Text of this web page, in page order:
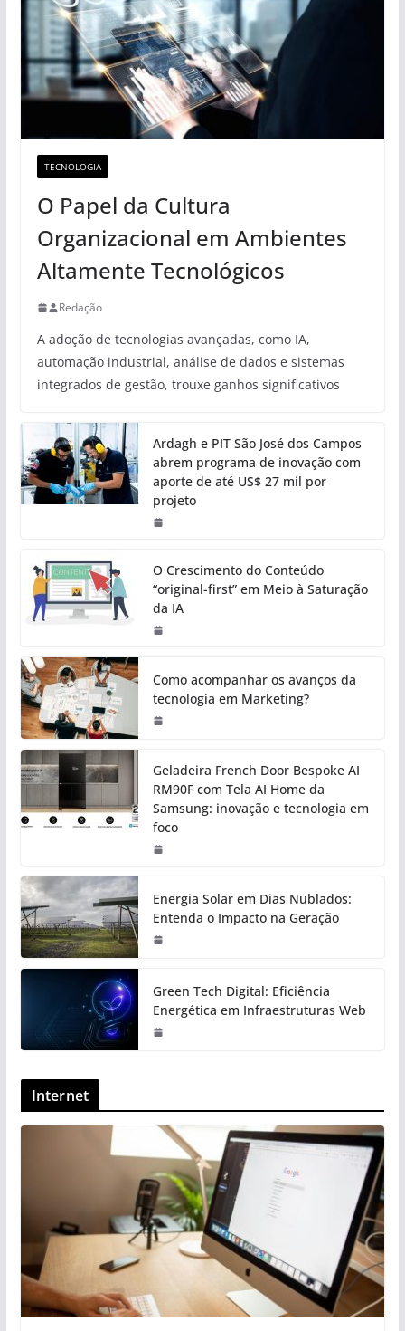
TECNOLOGIA
O Papel da Cultura
Organizacional em Ambientes
Altamente Tecnológicos
Redação
A adoção de tecnologias avançadas, como IA,
automação industrial, análise de dados e sistemas
integrados de gestão, trouxe ganhos significativos
Ardagh e PIT São José dos Campos
abrem programa de inovação com
aporte de até US$ 27 mil por
projeto
O Crescimento do Conteúdo
“original-first” em Meio à Saturação
da IA
Como acompanhar os avanços da
tecnologia em Marketing?
Geladeira French Door Bespoke AI
RM90F com Tela AI Home da
Samsung: inovação e tecnologia em
foco
Energia Solar em Dias Nublados:
Entenda o Impacto na Geração
Green Tech Digital: Eficiência
Energética em Infraestruturas Web
Internet